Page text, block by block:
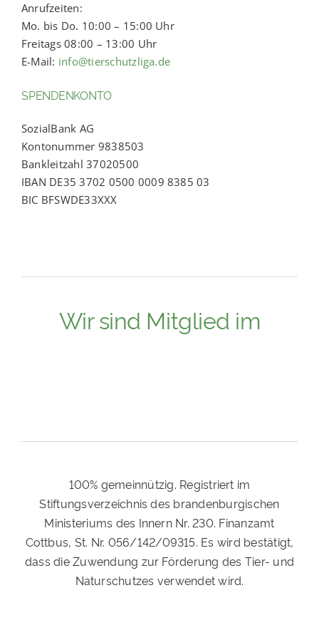
Anrufzeiten:
Mo. bis Do. 10:00 – 15:00 Uhr
Freitags 08:00 – 13:00 Uhr
E-Mail: info@tierschutzliga.de
SPENDENKONTO
SozialBank AG
Kontonummer 9838503
Bankleitzahl 37020500
IBAN DE35 3702 0500 0009 8385 03
BIC BFSWDE33XXX
Wir sind Mitglied im
100% gemeinnützig. Registriert im
Stiftungsverzeichnis des brandenburgischen
Ministeriums des Innern Nr. 230. Finanzamt
Cottbus, St. Nr. 056/142/09315. Es wird bestätigt,
dass die Zuwendung zur Förderung des Tier- und
Naturschutzes verwendet wird.